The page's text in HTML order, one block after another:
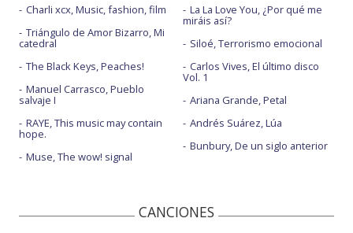
Charli xcx, Music, fashion, film
Triángulo de Amor Bizarro, Mi
catedral
The Black Keys, Peaches!
Manuel Carrasco, Pueblo
salvaje I
RAYE, This music may contain
hope.
Muse, The wow! signal
La La Love You, ¿Por qué me
miráis así?
Siloé, Terrorismo emocional
Carlos Vives, El último disco
Vol. 1
Ariana Grande, Petal
Andrés Suárez, Lúa
Bunbury, De un siglo anterior
CANCIONES